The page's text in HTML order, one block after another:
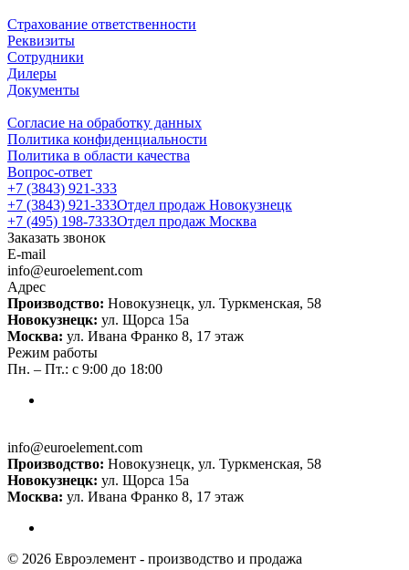
Страхование ответственности
Реквизиты
Сотрудники
Дилеры
Документы
Согласие на обработку данных
Политика конфиденциальности
Политика в области качества
Вопрос-ответ
+7 (3843) 921-333
+7 (3843) 921-333Отдел продаж Новокузнецк
+7 (495) 198-7333Отдел продаж Москва
Заказать звонок
E-mail
info@euroelement.com
Адрес
Производство: Новокузнецк, ул. Туркменская, 58
Новокузнецк: ул. Щорса 15а
Москва: ул. Ивана Франко 8, 17 этаж
Режим работы
Пн. – Пт.: с 9:00 до 18:00
info@euroelement.com
Производство: Новокузнецк, ул. Туркменская, 58
Новокузнецк: ул. Щорса 15а
Москва: ул. Ивана Франко 8, 17 этаж
© 2026 Евроэлемент - производство и продажа